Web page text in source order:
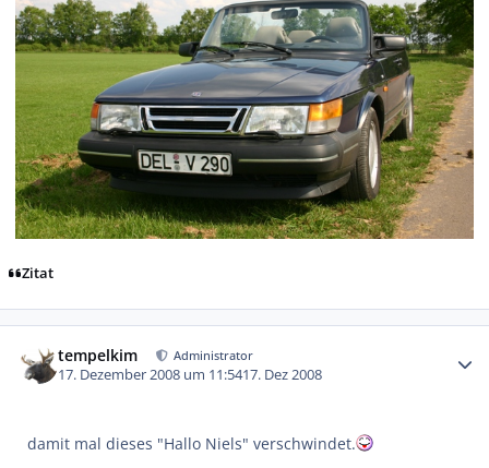
Zitat
tempelkim Administrator
17. Dezember 2008 um 11:5417. Dez 2008
damit mal dieses "Hallo Niels" verschwindet.